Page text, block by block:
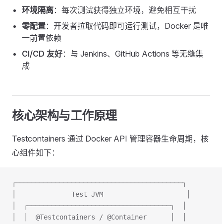
环境隔离：每次测试获得独立环境，避免相互干扰
零配置：开发者拉取代码即可运行测试，Docker 是唯
一前置依赖
CI/CD 友好：与 Jenkins、GitHub Actions 等无缝集
成
核心架构与工作原理
Testcontainers 通过 Docker API 管理容器生命周期，核
心组件如下：
┌──────────────────────────────────────────┐
│              Test JVM                     │
│  ┌────────────────────────────────────┐  │
│  │  @Testcontainers / @Container      │  │